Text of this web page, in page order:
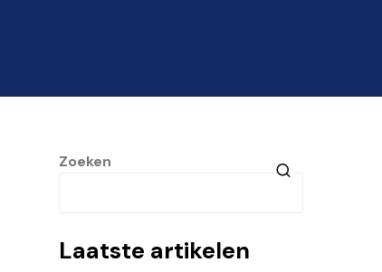
Zoeken
Laatste artikelen